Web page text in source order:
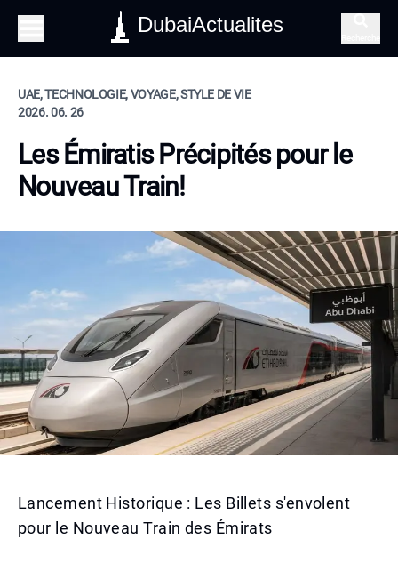
DubaiActualites
UAE, TECHNOLOGIE, VOYAGE, STYLE DE VIE
2026. 06. 26
Les Émiratis Précipités pour le
Nouveau Train!
Lancement Historique : Les Billets s'envolent
pour le Nouveau Train des Émirats